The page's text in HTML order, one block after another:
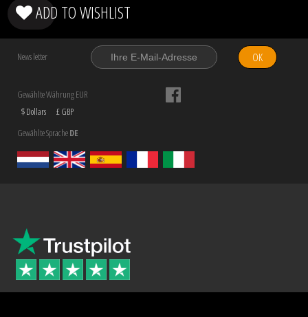
ADD TO WISHLIST
News letter OK
Gewählte Währung EUR
$ Dollars
£ GBP
Gewählte SpracheDE